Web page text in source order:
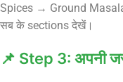
Spices → Ground
सब के sections देखें।
📌 Step 3: अपनी